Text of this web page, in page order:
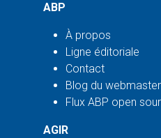
ABP
À propos
Ligne éditoriale
Contact
Blog du webmaster
Flux ABP open
AGIR